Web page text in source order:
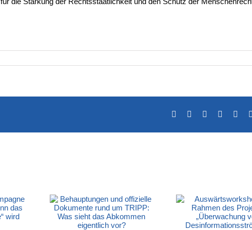
Facebook LinkedIn
Tumblr